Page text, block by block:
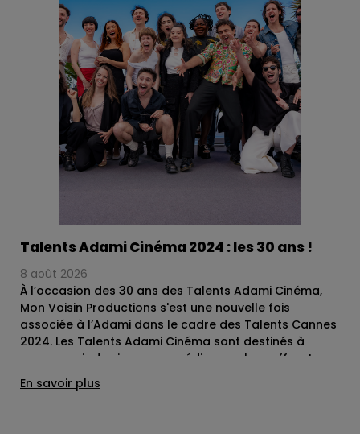
Talents Adami Cinéma 2024 : les 30 ans !
8 août 2026
À l’occasion des 30 ans des Talents Adami Cinéma,
Mon Voisin Productions s'est une nouvelle fois
associée à l’Adami dans le cadre des Talents Cannes
2024. Les Talents Adami Cinéma sont destinés à
promouvoir des jeunes comédiens en leur offrant
l’opportunité de tourner dans des productions de
qualité dirigées par des réalisateurs reconnus. La
En savoir plus